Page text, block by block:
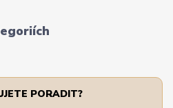
PORADIT?